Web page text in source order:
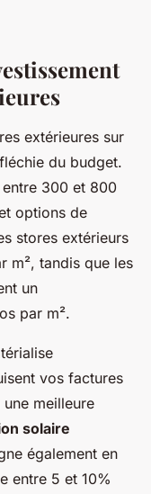
extérieures sur
du budget.
300 et 800
options de
stores extérieurs
m², tandis que les
un
par m².
vos factures
meilleure
solaire
également en
entre 5 et 10%